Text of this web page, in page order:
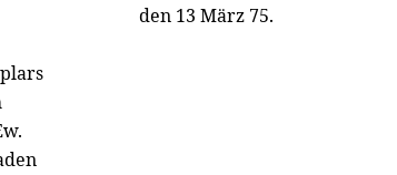
den 13 März 75.